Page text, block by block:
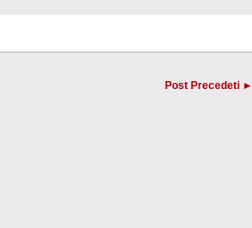
Post Precedeti ►